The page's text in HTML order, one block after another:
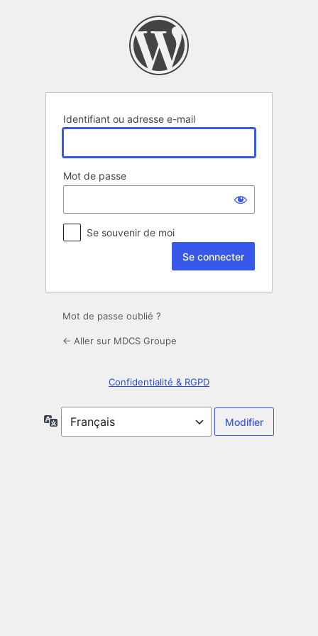
Identifiant ou adresse e-mail
Mot de passe
Se souvenir de moi
Mot de passe oublié ?
← Aller sur MDCS Groupe
Confidentialité & RGPD
Langue